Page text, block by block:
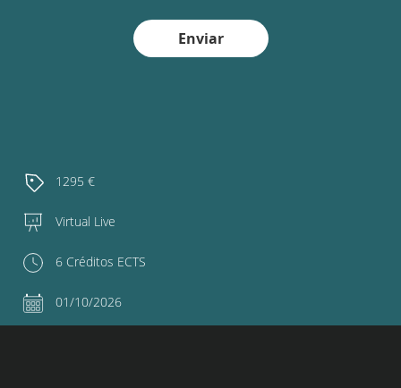
Enviar
1295 €
Virtual Live
6 Créditos ECTS
01/10/2026